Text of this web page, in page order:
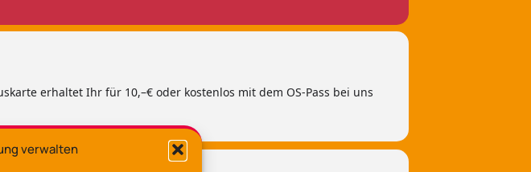
verwalten
erhaltet Ihr für 10,–€ oder kostenlos mit dem OS-Pass bei uns